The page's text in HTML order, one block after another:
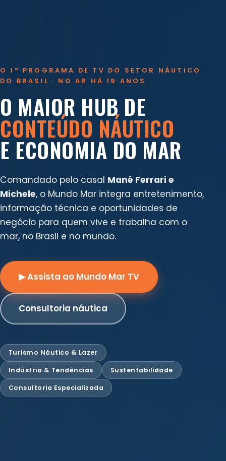
O 1º PROGRAMA DE TV DO SETOR NÁUTICO
DO BRASIL · NO AR HÁ 19 ANOS
O MAIOR HUB DE
CONTEÚDO NÁUTICO
E ECONOMIA DO MAR
Comandado pelo casal Mané Ferrari e
Michele, o Mundo Mar integra entretenimento,
informação técnica e oportunidades de
negócio para quem vive e trabalha com o
mar, no Brasil e no mundo.
▶ Assista ao Mundo Mar TV
Consultoria náutica
Turismo Náutico & Lazer
Indústria & Tendências Sustentabilidade
Consultoria Especializada